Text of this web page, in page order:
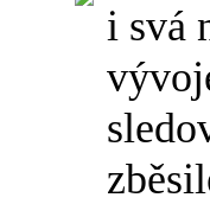
i svá